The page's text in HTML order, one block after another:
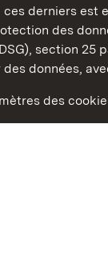
ces derniers est
des
section 25
données,
des